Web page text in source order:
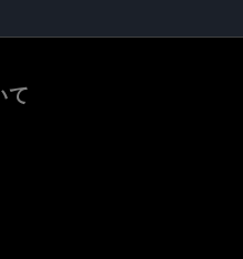
て